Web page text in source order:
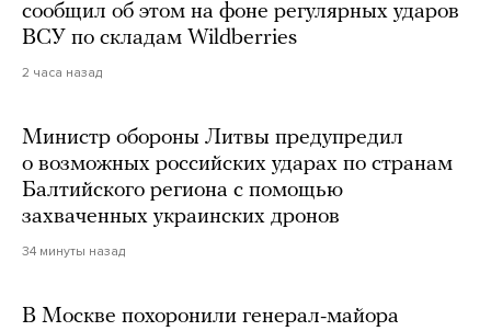
сообщил об этом на фоне регулярных ударов
ВСУ по складам Wildberries
2 часа назад
Министр обороны Литвы предупредил
о возможных российских ударах по странам
Балтийского региона с помощью
захваченных украинских дронов
34 минуты назад
В Москве похоронили генерал-майора